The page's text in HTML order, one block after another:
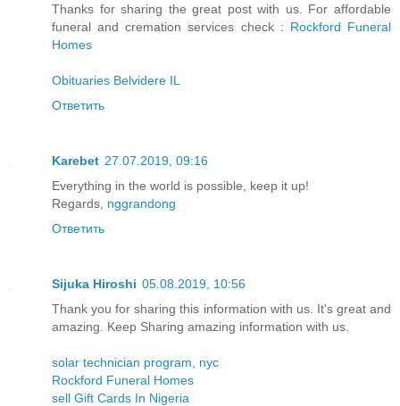
Thanks for sharing the great post with us. For affordable
funeral and cremation services check : Rockford Funeral
Homes
Obituaries Belvidere IL
Ответить
Karebet 27.07.2019, 09:16
Everything in the world is possible, keep it up!
Regards, nggrandong
Ответить
Sijuka Hiroshi 05.08.2019, 10:56
Thank you for sharing this information with us. It's great and
amazing. Keep Sharing amazing information with us.
solar technician program, nyc
Rockford Funeral Homes
sell Gift Cards In Nigeria